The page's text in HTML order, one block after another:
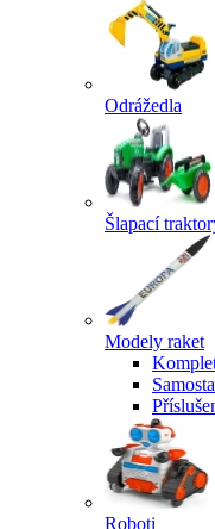
Odrážedla
Šlapací
Modely raket
Roboti